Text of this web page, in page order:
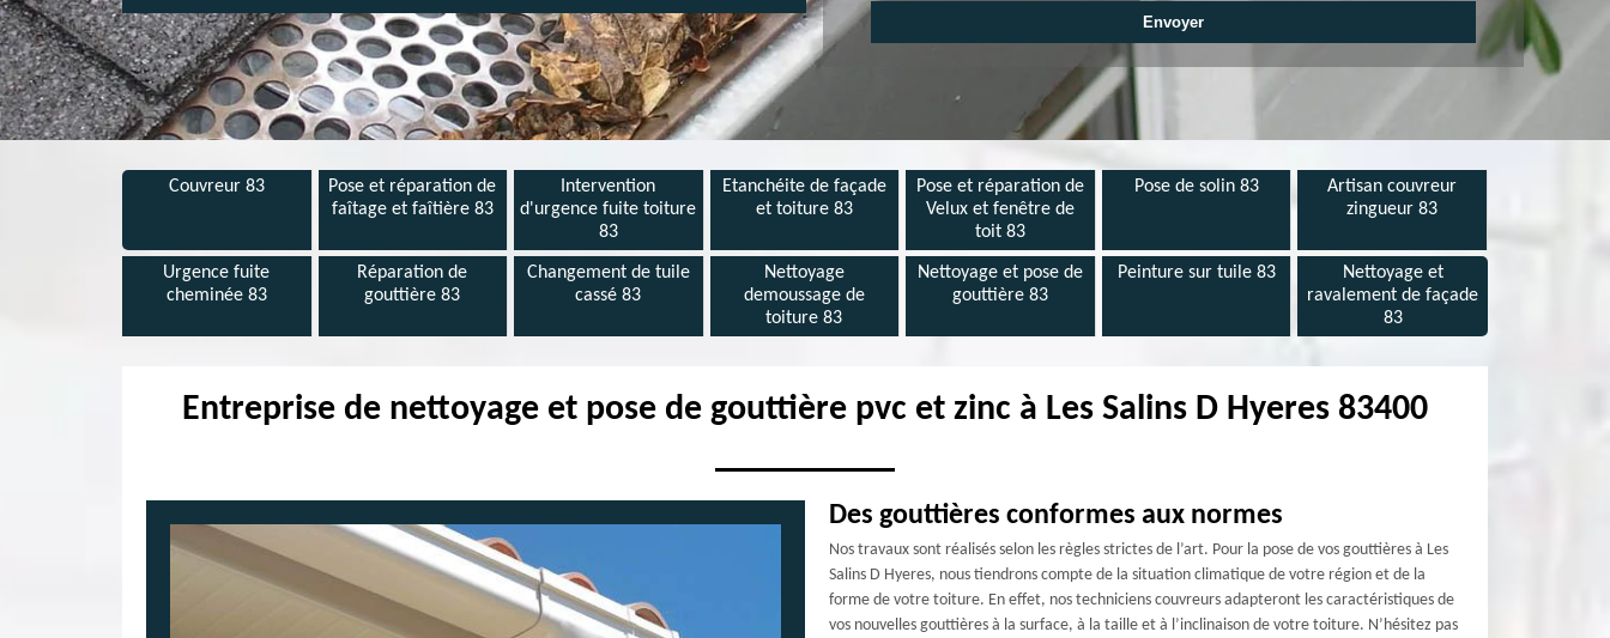
Couvreur 83
Pose et réparation de
faîtage et faîtière 83
Intervention
d'urgence fuite toiture
83
Etanchéite de façade
et toiture 83
Pose et réparation de
Velux et fenêtre de
toit 83
Pose de solin 83
Artisan couvreur
zingueur 83
Urgence fuite
cheminée 83
Réparation de
gouttière 83
Changement de tuile
cassé 83
Nettoyage
demoussage de
toiture 83
Nettoyage et pose de
gouttière 83
Peinture sur tuile 83
Nettoyage et
ravalement de façade
83
Entreprise de nettoyage et pose de gouttière pvc et zinc à Les Salins D Hyeres 83400
Des gouttières conformes aux normes
Nos travaux sont réalisés selon les règles strictes de l’art. Pour la pose de vos gouttières à Les
Salins D Hyeres, nous tiendrons compte de la situation climatique de votre région et de la
forme de votre toiture. En effet, nos techniciens couvreurs adapteront les caractéristiques de
vos nouvelles gouttières à la surface, à la taille et à l’inclinaison de votre toiture. N’hésitez pas